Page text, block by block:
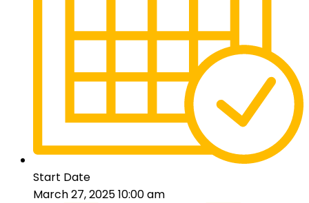
Start Date
March 27, 2025 10:00 am